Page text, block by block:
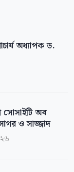
অধ্যাপক ড.
সোসাইটি অব
ও সাজ্জাদ